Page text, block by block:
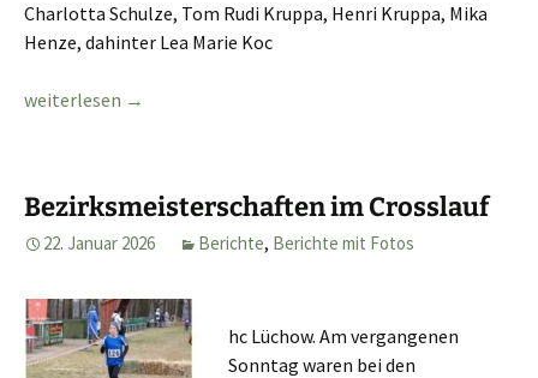
Charlotta Schulze, Tom Rudi Kruppa, Henri Kruppa, Mika
Henze, dahinter Lea Marie Koc
Siegerehrung WendlandJugendLaufCup
weiterlesen →
Bezirksmeisterschaften im Crosslauf
22. Januar 2026 Berichte, Berichte mit Fotos
hc Lüchow. Am vergangenen
Sonntag waren bei den